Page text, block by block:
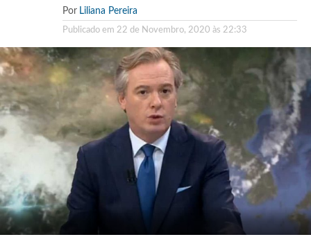
Por Liliana Pereira
Publicado em 22 de Novembro, 2020 às 22:33